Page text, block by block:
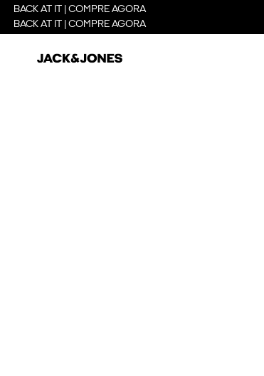
BACK AT IT | COMPRE AGORA
BACK AT IT | COMPRE AGORA